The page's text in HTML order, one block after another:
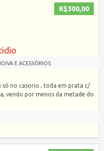
R$300,00
E ACESSÓRIOS
só no casorio , toda em prata c/
vendo por menos da metade do